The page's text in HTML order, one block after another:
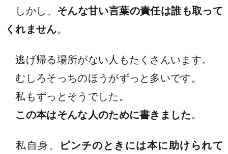
しかし、 そんな甘い言葉の責任は誰も取って
くれません。
逃げ帰る場所がない人もたくさんいます。
むしろそっちのほうがずっと多いです。
私もずっとそうでした。
この本はそんな人のために書きました。
私自身、
ピンチのときには本に助けられて